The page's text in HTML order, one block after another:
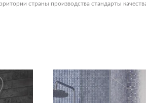
страны производства стандарты